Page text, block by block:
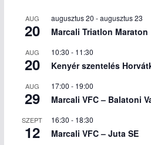
AUG
20
augusztus 20 -augusztus 23
Marcali Triatlon Maraton
AUG
20
10:30 - 11:30
Kenyér szentelés
AUG
29
17:00 - 19:00
Marcali VFC – Balatoni
SZEPT
12
16:30 - 18:30
Marcali VFC – Juta SE